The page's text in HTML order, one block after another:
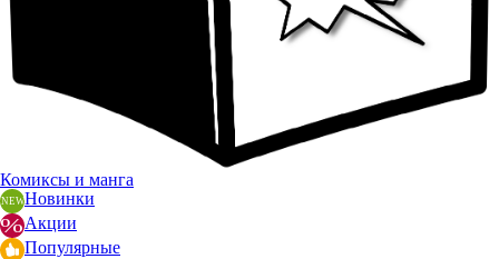
Комиксы и манга
Новинки
Акции
Популярные